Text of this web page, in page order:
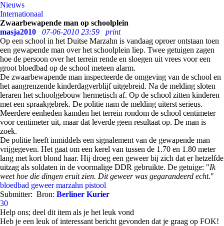
Nieuws
Internationaal
Zwaarbewapende man op schoolplein
masja2010
07-06-2010 23:59
print
Op een school in het Duitse Marzahn is vandaag oproer ontstaan toen
een gewapende man over het schoolplein liep. Twee getuigen zagen
hoe de persoon over het terrein rende en sloegen uit vrees voor een
groot bloedbad op de school meteen alarm.
De zwaarbewapende man inspecteerde de omgeving van de school en
het aangrenzende kinderdagverblijf uitgebreid. Na de melding sloten
leraren het schoolgebouw hermetisch af. Op de school zitten kinderen
met een spraakgebrek. De politie nam de melding uiterst serieus.
Meerdere eenheden kamden het terrein rondom de school centimeter
voor centimeter uit, maar dat leverde geen resultaat op. De man is
zoek.
De politie heeft inmiddels een signalement van de gewapende man
vrijgegeven. Het gaat om een kerel van tussen de 1.70 en 1.80 meter
lang met kort blond haar. Hij droeg een geweer bij zich dat er hetzelfde
uitzag als soldaten in de voormalige DDR gebruikte. De getuige: "Ik
weet hoe die dingen eruit zien. Dit geweer was gegarandeerd echt."
bloedbad geweer marzahn pistool
Submitter: Bron: Berliner Kurier
30
Help ons; deel dit item als je het leuk vond
Heb je een leuk of interessant bericht gevonden dat je graag op FOK!